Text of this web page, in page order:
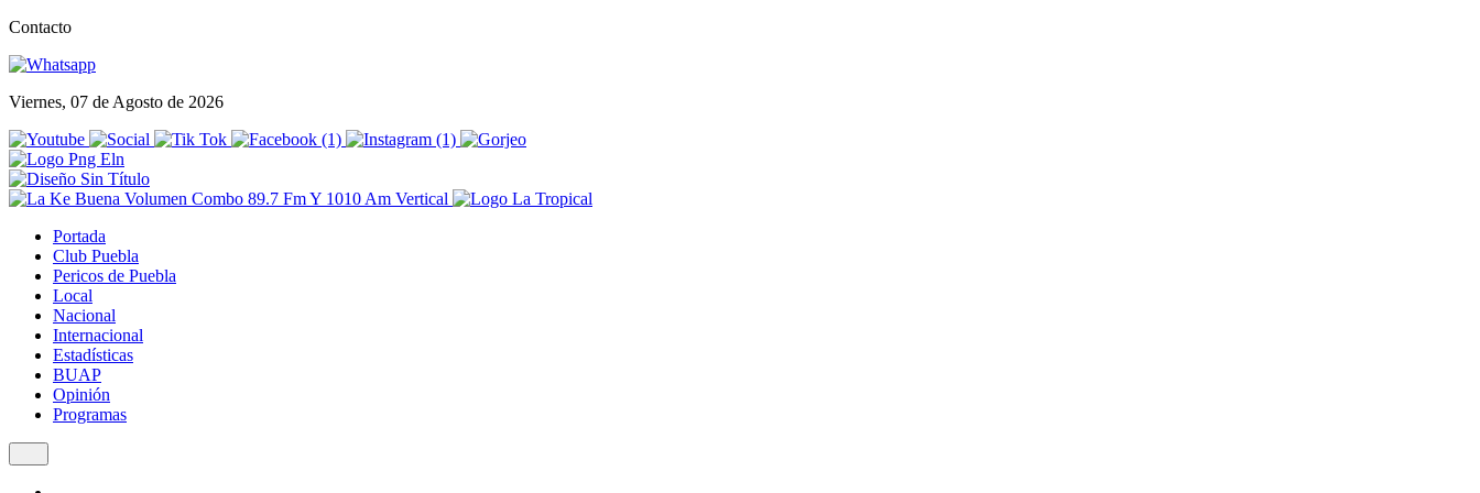
Contacto
Viernes, 07 de Agosto de 2026
Portada
Club Puebla
Pericos de Puebla
Local
Nacional
Internacional
Estadísticas
BUAP
Opinión
Programas